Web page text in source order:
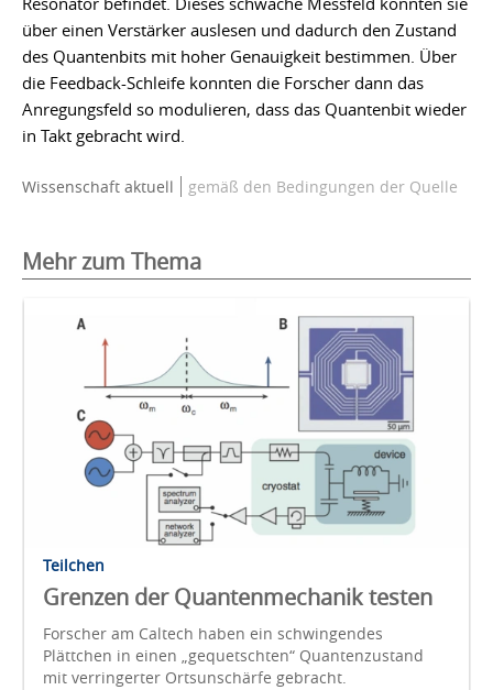
über einen Verstärker auslesen und dadurch den Zustand
des Quantenbits mit hoher Genauigkeit bestimmen. Über
die Feedback-Schleife konnten die Forscher dann das
Anregungsfeld so modulieren, dass das Quantenbit wieder
in Takt gebracht wird.
Wissenschaft aktuell gemäß den Bedingungen der Quelle
Mehr zum Thema
Teilchen
Grenzen der Quantenmechanik testen
Forscher am Caltech haben ein schwingendes
Plättchen in einen „gequetschten“ Quantenzustand
mit verringerter Ortsunschärfe gebracht.